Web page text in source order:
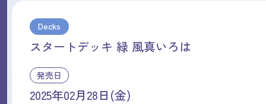
Decks
スタートデッキ 緑 風真いろは
発売日
2025年02月28日(金)